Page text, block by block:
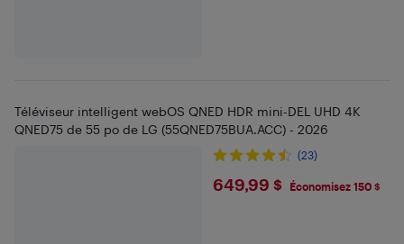
Téléviseur intelligent webOS QNED HDR mini-DEL UHD 4K
QNED75 de 55 po de LG (55QNED75BUA.ACC) - 2026
(23)
$649.99
649,99 $ Économisez 150 $